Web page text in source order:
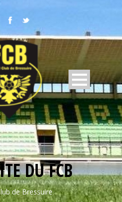
DU FCB
de Bressuire